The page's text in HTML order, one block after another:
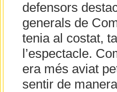
defensors
generals de
tenia al costat,
l’espectacle.
era més aviat
sentir de